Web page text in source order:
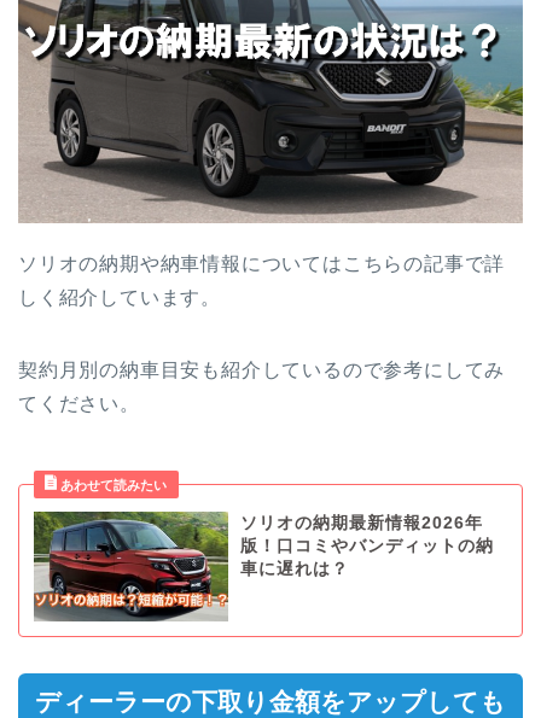
ソリオの納期や納車情報についてはこちらの記事で詳
しく紹介しています。
契約月別の納車目安も紹介しているので参考にしてみ
てください。
ソリオの納期最新情報2026年
版！口コミやバンディットの納
車に遅れは？
ディーラーの下取り金額をアップしても